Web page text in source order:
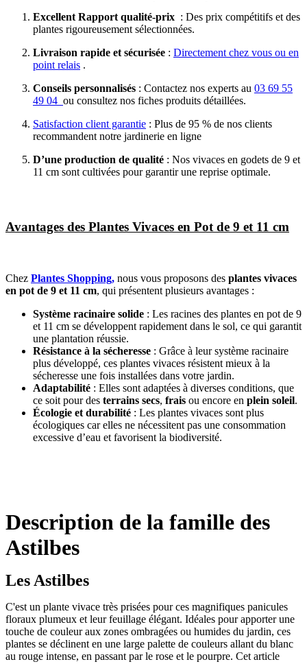
Excellent Rapport qualité-prix : Des prix compétitifs et des
plantes rigoureusement sélectionnées.
Livraison rapide et sécurisée : Directement chez vous ou en
point relais .
Conseils personnalisés : Contactez nos experts au 03 69 55
49 04 ou consultez nos fiches produits détaillées.
Satisfaction client garantie : Plus de 95 % de nos clients
recommandent notre jardinerie en ligne
D’une production de qualité : Nos vivaces en godets de 9 et
11 cm sont cultivées pour garantir une reprise optimale.
Avantages des Plantes Vivaces en Pot de 9 et 11 cm
Chez Plantes Shopping, nous vous proposons des plantes vivaces
en pot de 9 et 11 cm, qui présentent plusieurs avantages :
Système racinaire solide : Les racines des plantes en pot de 9
et 11 cm se développent rapidement dans le sol, ce qui garantit
une plantation réussie.
Résistance à la sécheresse : Grâce à leur système racinaire
plus développé, ces plantes vivaces résistent mieux à la
sécheresse une fois installées dans votre jardin.
Adaptabilité : Elles sont adaptées à diverses conditions, que
ce soit pour des terrains secs, frais ou encore en plein soleil.
Écologie et durabilité : Les plantes vivaces sont plus
écologiques car elles ne nécessitent pas une consommation
excessive d’eau et favorisent la biodiversité.
Description de la famille des
Astilbes
Les Astilbes
C'est un plante vivace très prisées pour ces magnifiques panicules
floraux plumeux et leur feuillage élégant. Idéales pour apporter une
touche de couleur aux zones ombragées ou humides du jardin, ces
plantes se déclinent en une large palette de couleurs allant du blanc
au rouge intense, en passant par le rose et le pourpre. Cet article